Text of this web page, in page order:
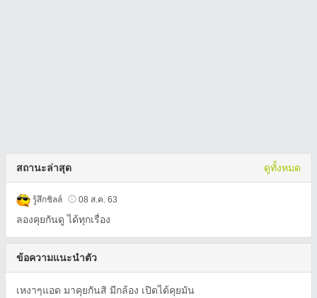
สถานะล่าสุด ดูทั้งหมด
รู้สึกชิลล์ 08 ส.ค. 63
ลองคุยกันดู ได้ทุกเรื่อง
ข้อความแนะนำตัว
เหงาๆแอด มาคุยกันสิ มีกล้อง เปิดได้คุยมัน